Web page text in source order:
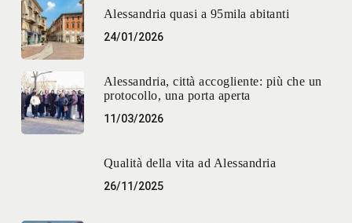
Alessandria quasi a 95mila abitanti
24/01/2026
Alessandria, città accogliente: più che un
protocollo, una porta aperta
11/03/2026
Qualità della vita ad Alessandria
26/11/2025